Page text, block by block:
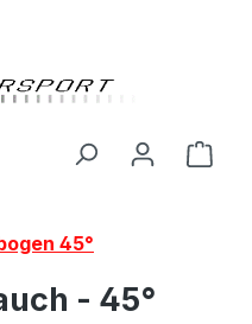
45°
- 45°